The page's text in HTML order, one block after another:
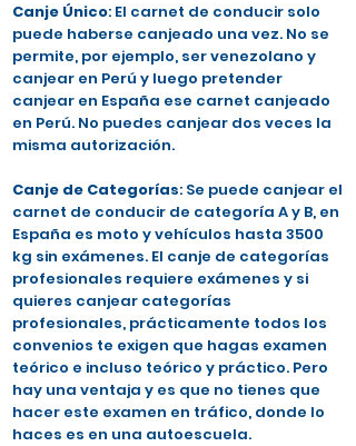
Canje Único: El carnet de conducir solo
puede haberse canjeado una vez. No se
permite, por ejemplo, ser venezolano y
canjear en Perú y luego pretender
canjear en España ese carnet canjeado
en Perú. No puedes canjear dos veces la
misma autorización.
Canje de Categorías: Se puede canjear el
carnet de conducir de categoría A y B, en
España es moto y vehículos hasta 3500
kg sin exámenes. El canje de categorías
profesionales requiere exámenes y si
quieres canjear categorías
profesionales, prácticamente todos los
convenios te exigen que hagas examen
teórico e incluso teórico y práctico. Pero
hay una ventaja y es que no tienes que
hacer este examen en tráfico, donde lo
haces es en una autoescuela.